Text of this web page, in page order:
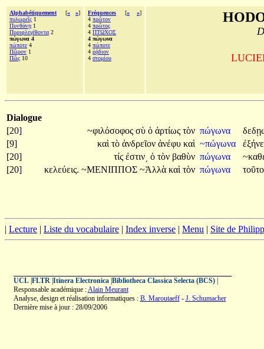
Alphabétiquement [« »]
πυλωρεῖς 1
Πυνθάνῃ 1
Πυριφλεγέθοντα 2
πώγωνα 4
πώποτε 4
Πῶρον 1
Πῶς 10
Fréquences [« »]
4 πρῶτον
4 πρῶτος
4 ΠΤΩΧΟΣ
4 πώγωνα
4 πώποτε
4 ῥᾴδιον
4 στομίου
Dialogue
[20]
~φιλόσοφος σὺ ὁ ἀρτίως τὸν πώγωνα
[9]
καὶ τὸ ἀνδρεῖον ἀνέφυ καὶ ~πώγωνα
[20]
τίς ἐστιν͵ ὁ τὸν βαθὺν πώγωνα
[20]
κελεύεις. ~ΜΕΝΙΠΠΟΣ ~Ἀλλὰ καὶ τὸν πώγωνα
| Lecture | Liste du vocabulaire | Index inverse | Menu | Site de
UCL| FLTR| Itinera Electronica| Bibliotheca Classica Selecta (BCS)|
Responsable académique :Alain Meurant
Analyse, design et réalisation informatiques : B. Maroutaeff- J. Schumacher
Dernière mise à jour : 28/09/2006